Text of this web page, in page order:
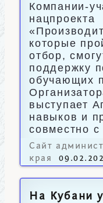
Компании-
нацпроекта
которые
отбор,
поддержку
обучающих
выступает
навыков и
совместно с
Сайт
края
На Кубани